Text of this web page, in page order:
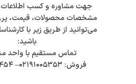
جهت مشاوره و کسب اطلاعات
مشخصات محصولات، قیمت،
می‌توانید از طریق زیر با
باشید:
تماس مستقیم با واحد
فروش: ۰۲۱۹۱۰۰۵۳۵۳–